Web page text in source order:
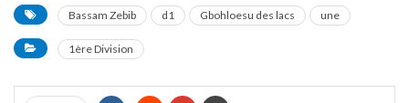
Bassam Zebib d1 Gbohloesu des lacs une
1ère Division